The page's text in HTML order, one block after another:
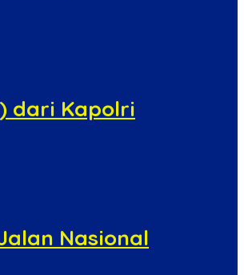
dari Kapolri
Nasional